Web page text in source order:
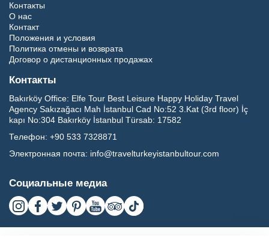
Контакты
О нас
Контакт
Положения и условия
Политика отмены и возврата
Договор о дистанционных продажах
Контакты
Bakırköy Office: Elfe Tour Best Leisure Happy Holiday Travel
Agency Sakızağacı Mah İstanbul Cad No:52 3.Kat (3rd floor) İç
kapı No:304 Bakırköy İstanbul Türsab: 17582
Телефон: +90 533 7328871
Электронная почта: info@travelturkeyistanbultour.com
Социальные медиа